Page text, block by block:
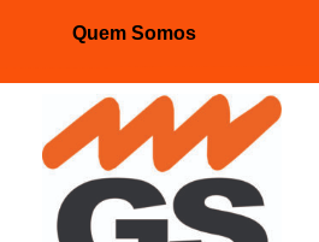
conteúdo
Quem Somos